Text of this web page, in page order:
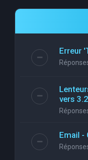
Erreur
vers
Email -